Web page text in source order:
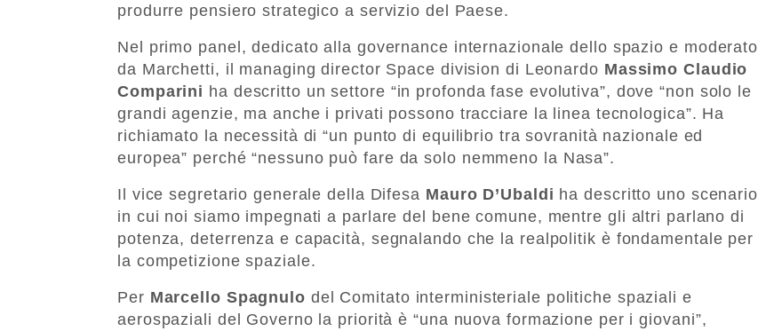
produrre pensiero strategico a servizio del Paese.
Nel primo panel, dedicato alla governance internazionale dello spazio e moderato
da Marchetti, il managing director Space division di Leonardo Massimo Claudio
Comparini ha descritto un settore “in profonda fase evolutiva”, dove “non solo le
grandi agenzie, ma anche i privati possono tracciare la linea tecnologica”. Ha
richiamato la necessità di “un punto di equilibrio tra sovranità nazionale ed
europea” perché “nessuno può fare da solo nemmeno la Nasa”.
Il vice segretario generale della Difesa Mauro D’Ubaldi ha descritto uno scenario
in cui noi siamo impegnati a parlare del bene comune, mentre gli altri parlano di
potenza, deterrenza e capacità, segnalando che la realpolitik è fondamentale per
la competizione spaziale.
Per Marcello Spagnulo del Comitato interministeriale politiche spaziali e
aerospaziali del Governo la priorità è “una nuova formazione per i giovani”,